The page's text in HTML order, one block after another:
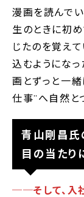
漫画を読んでい
生のときに初
じたのを覚え
込むようにな
画とずっと一
仕事”へ自然と
青山剛昌氏
目の当たり
──そして、入